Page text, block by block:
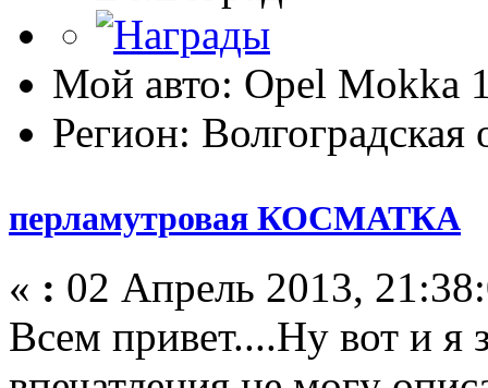
Мой авто: Opel Mokka
Регион: Волгоградская
перламутровая КОСМАТКА
« : 02 Апрель 2013,
Всем привет....Ну вот и я